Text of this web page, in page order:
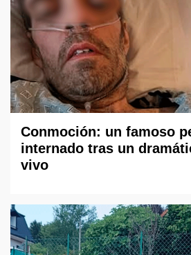
Conmoción: un famoso
internado tras un
vivo